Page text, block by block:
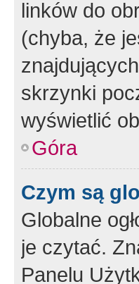
linków do
(chyba, że
skrzynki
wyświetlić
Góra
Czym są
Globalne
je czytać.
Panelu